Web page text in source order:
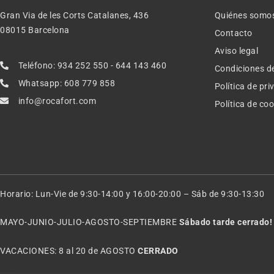
Gran Via de les Corts Catalanes, 436
08015 Barcelona
Teléfono: 934 252 550 - 644 143 460
Whatsapp: 608 779 858
info@rocafort.com
Quiénes
Contacto
Aviso legal
Condiciones
Política de
Política de
Horario: Lun-Vie de 9:30-14:00 y 16:00-20:00 – Sáb de 9:30-13:30
MAYO-JUNIO-JULIO-AGOSTO-SEPTIEMBRE Sábado tarde cerrado!
VACACIONES: 8 al 20 de AGOSTO CERRADO